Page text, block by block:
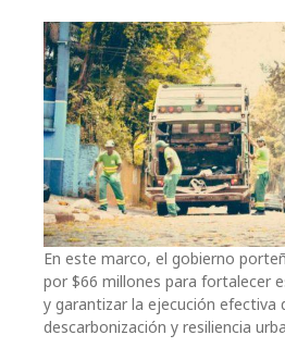
En este marco, el gobierno
por $66 millones para fortalecer
y garantizar la ejecución efectiva
descarbonización y resiliencia